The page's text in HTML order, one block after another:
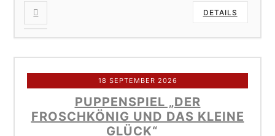
DETAILS
18 SEPTEMBER 2026
PUPPENSPIEL „DER
FROSCHKÖNIG UND DAS KLEINE
GLÜCK“